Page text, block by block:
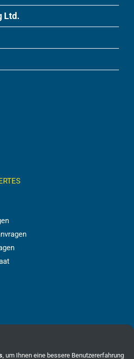
Ltd.
, um Ihnen eine bessere Benutzererfahrung